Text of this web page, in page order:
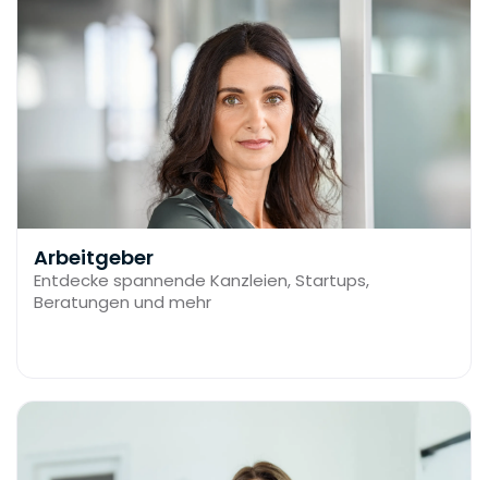
Arbeitgeber
Entdecke spannende Kanzleien, Startups,
Beratungen und mehr